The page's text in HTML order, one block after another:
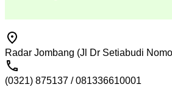
Radar Jombang (Jl Dr Setiabudi
(0321) 875137 / 081336610001